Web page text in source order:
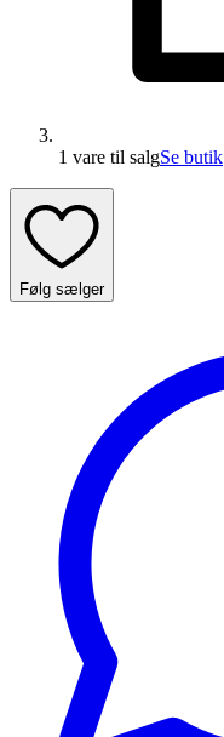
1 vare til salgSe butik
Følg sælger